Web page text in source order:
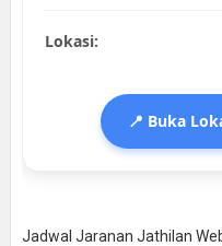
Lokasi:
📍 Buka
Jadwal Jaranan Jathilan